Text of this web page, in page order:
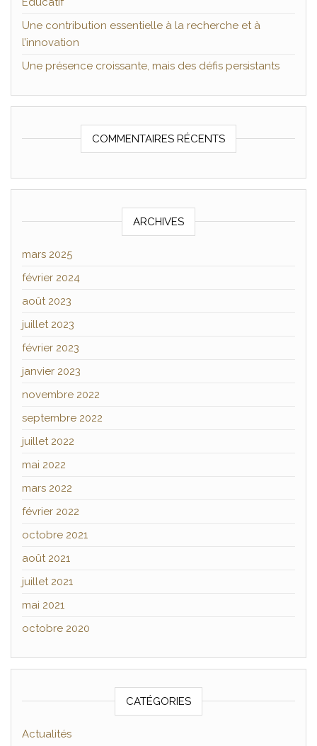
Une contribution essentielle à la recherche et à
l’innovation
Une présence croissante, mais des défis persistants
COMMENTAIRES RÉCENTS
ARCHIVES
mars 2025
février 2024
août 2023
juillet 2023
février 2023
janvier 2023
novembre 2022
septembre 2022
juillet 2022
mai 2022
mars 2022
février 2022
octobre 2021
août 2021
juillet 2021
mai 2021
octobre 2020
CATÉGORIES
Actualités